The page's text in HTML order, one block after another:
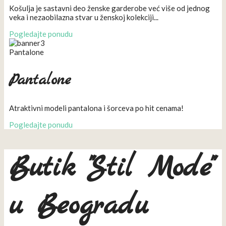
Košulja je sastavni deo ženske garderobe već više od jednog
veka i nezaobilazna stvar u ženskoj kolekciji...
Pogledajte ponudu
Pantalone
Pantalone
Atraktivni modeli pantalona i šorceva po hit cenama!
Pogledajte ponudu
Butik "Stil Mode"
u Beogradu